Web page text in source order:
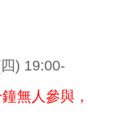
) 19:00-
無人參與，